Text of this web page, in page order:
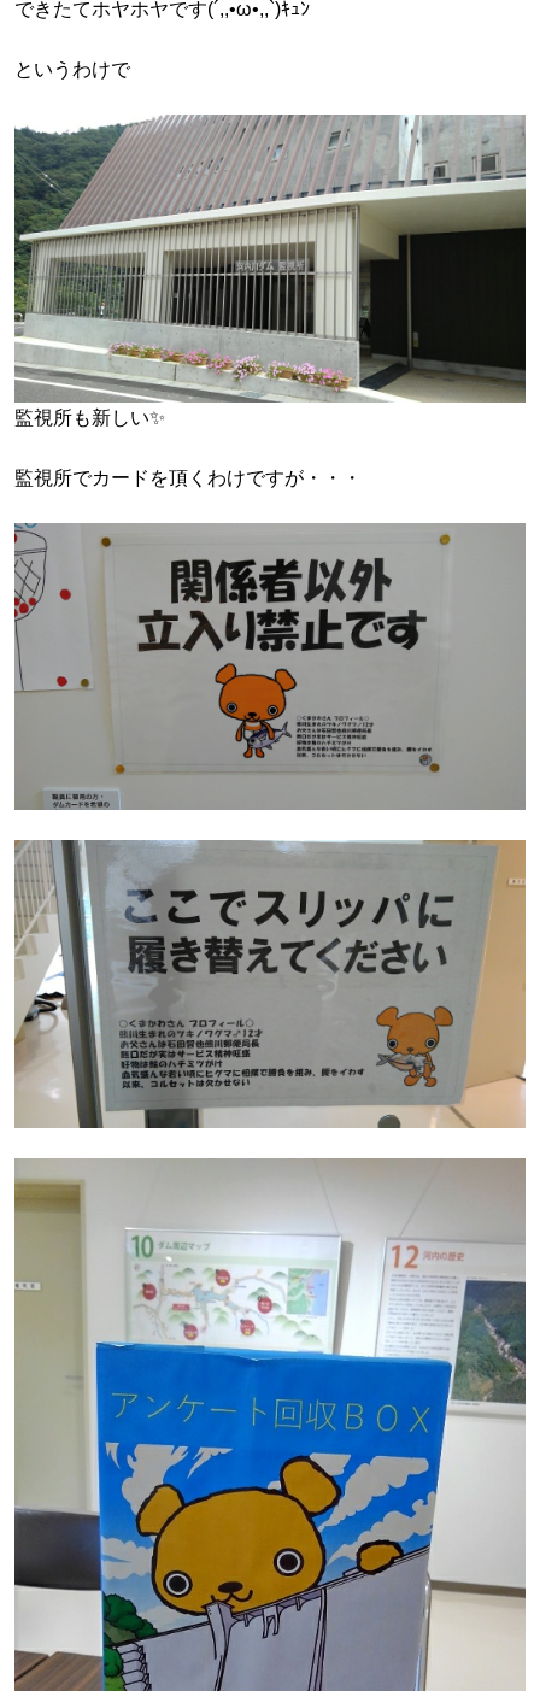
できたてホヤホヤです(´,,•ω•,,`)ｷｭﾝ
というわけで
監視所も新しい✨
監視所でカードを頂くわけですが・・・